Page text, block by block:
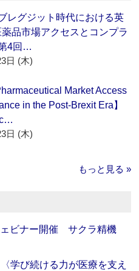
レグジット時代における英
品市場アクセスとコンプラ
4回…
日 (木)
Market Access
in the Post-Brexit Era】
日 (木)
もっと見る »
ビナー開催 サクラ精機
学び続ける力が医療を支え